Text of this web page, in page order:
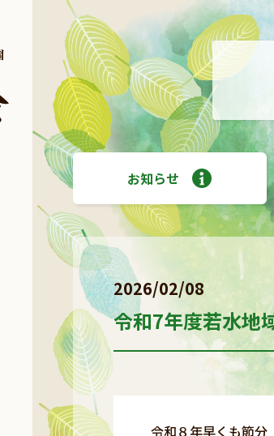
お知らせ
2026/02/08
令和7年度若水地
令和８年早くも節分